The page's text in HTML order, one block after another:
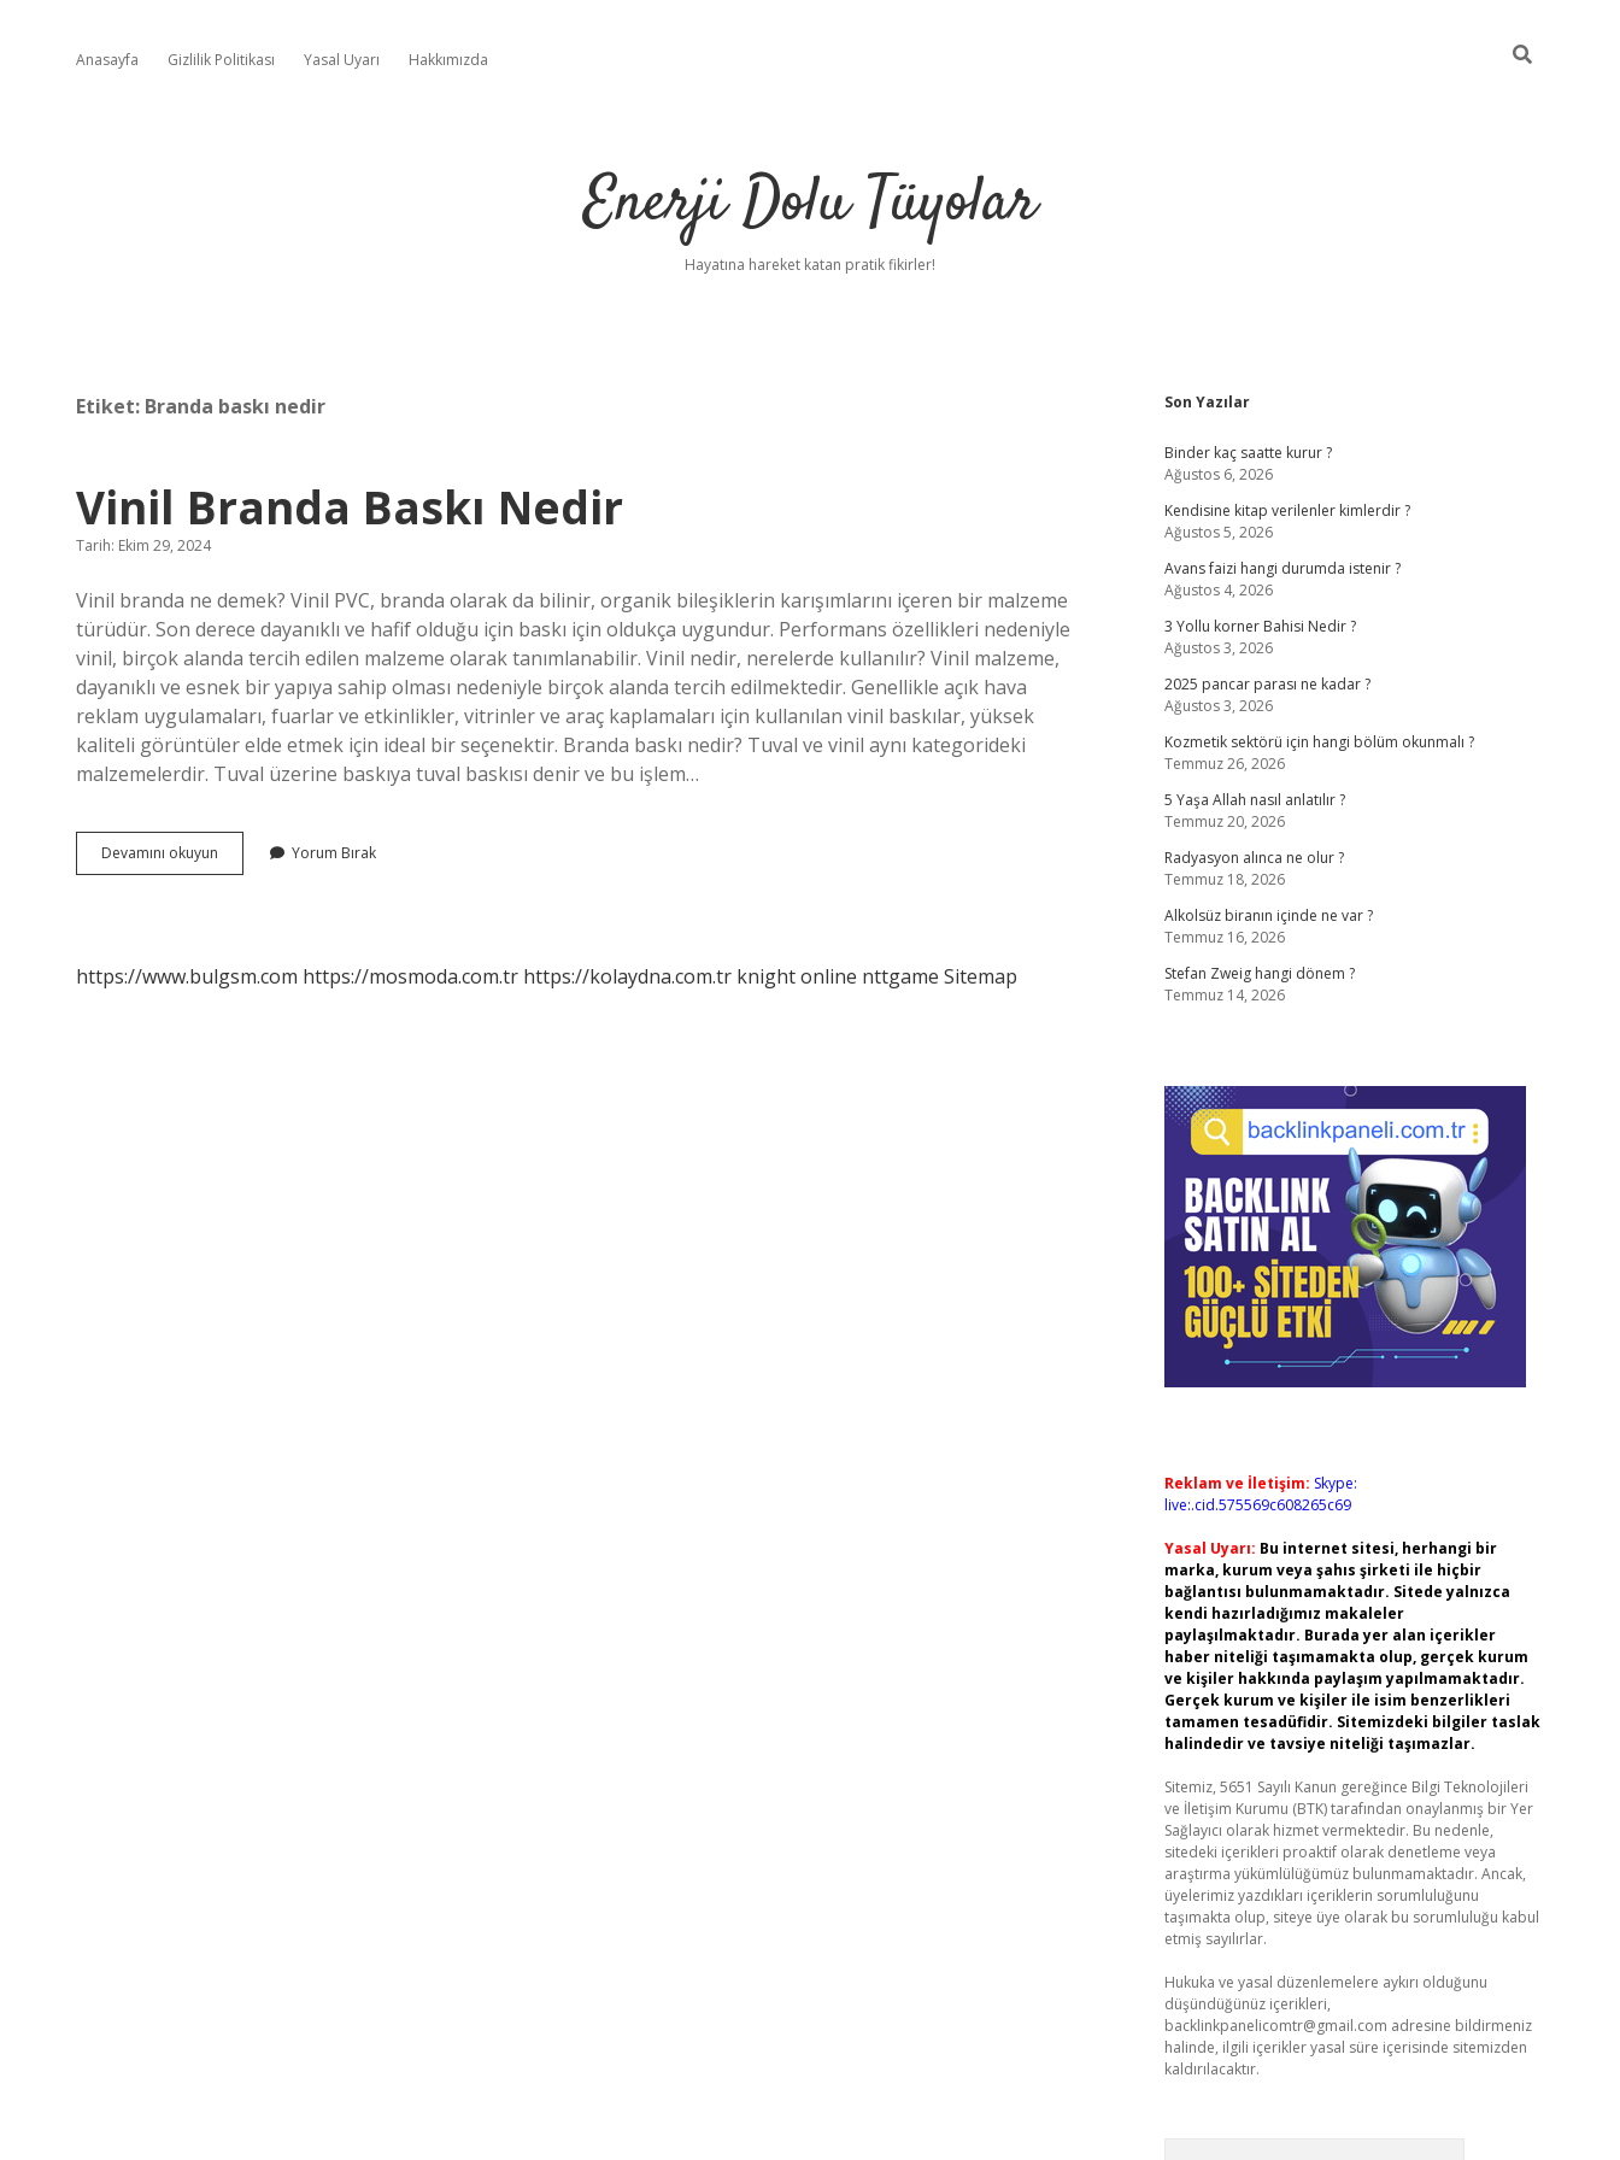
Anasayfa Gizlilik Politikası Yasal Uyarı Hakkımızda
Enerji Dolu Tüyolar
Hayatına hareket katan pratik fikirler!
Etiket: Branda baskı nedir
Vinil Branda Baskı Nedir
Tarih: Ekim 29, 2024
Vinil branda ne demek? Vinil PVC, branda olarak da bilinir, organik bileşiklerin karışımlarını içeren bir malzeme
türüdür. Son derece dayanıklı ve hafif olduğu için baskı için oldukça uygundur. Performans özellikleri nedeniyle
vinil, birçok alanda tercih edilen malzeme olarak tanımlanabilir. Vinil nedir, nerelerde kullanılır? Vinil malzeme,
dayanıklı ve esnek bir yapıya sahip olması nedeniyle birçok alanda tercih edilmektedir. Genellikle açık hava
reklam uygulamaları, fuarlar ve etkinlikler, vitrinler ve araç kaplamaları için kullanılan vinil baskılar, yüksek
kaliteli görüntüler elde etmek için ideal bir seçenektir. Branda baskı nedir? Tuval ve vinil aynı kategorideki
malzemelerdir. Tuval üzerine baskıya tuval baskısı denir ve bu işlem…
Devamını okuyun
Branda
Yorum Bırak
https://www.bulgsm.com https://mosmoda.com.tr https://kolaydna.com.tr knight online nttgame Sitemap
Sidebar
Son Yazılar
Binder kaç saatte kurur ?
Ağustos 6, 2026
Kendisine kitap verilenler kimlerdir ?
Ağustos 5, 2026
Avans faizi hangi durumda istenir ?
Ağustos 4, 2026
3 Yollu korner Bahisi Nedir ?
Ağustos 3, 2026
2025 pancar parası ne kadar ?
Ağustos 3, 2026
Kozmetik sektörü için hangi bölüm okunmalı ?
Temmuz 26, 2026
5 Yaşa Allah nasıl anlatılır ?
Temmuz 20, 2026
Radyasyon alınca ne olur ?
Temmuz 18, 2026
Alkolsüz biranın içinde ne var ?
Temmuz 16, 2026
Stefan Zweig hangi dönem ?
Temmuz 14, 2026
Reklam ve İletişim: Skype:
live:.cid.575569c608265c69
Yasal Uyarı: Bu internet sitesi, herhangi bir
marka, kurum veya şahıs şirketi ile hiçbir
bağlantısı bulunmamaktadır. Sitede yalnızca
kendi hazırladığımız makaleler
paylaşılmaktadır. Burada yer alan içerikler
haber niteliği taşımamakta olup, gerçek kurum
ve kişiler hakkında paylaşım yapılmamaktadır.
Gerçek kurum ve kişiler ile isim benzerlikleri
tamamen tesadüfidir. Sitemizdeki bilgiler taslak
halindedir ve tavsiye niteliği taşımazlar.
Sitemiz, 5651 Sayılı Kanun gereğince Bilgi Teknolojileri
ve İletişim Kurumu (BTK) tarafından onaylanmış bir Yer
Sağlayıcı olarak hizmet vermektedir. Bu nedenle,
sitedeki içerikleri proaktif olarak denetleme veya
araştırma yükümlülüğümüz bulunmamaktadır. Ancak,
üyelerimiz yazdıkları içeriklerin sorumluluğunu
taşımakta olup, siteye üye olarak bu sorumluluğu kabul
etmiş sayılırlar.
Hukuka ve yasal düzenlemelere aykırı olduğunu
düşündüğünüz içerikleri,
backlinkpanelicomtr@gmail.com adresine bildirmeniz
halinde, ilgili içerikler yasal süre içerisinde sitemizden
kaldırılacaktır.
ilbet güncel giriş adresi